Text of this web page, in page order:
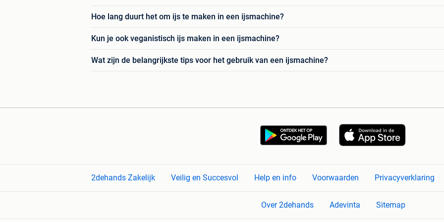
Hoe lang duurt het om ijs te maken in een ijsmachine?
Kun je ook veganistisch ijs maken in een ijsmachine?
Wat zijn de belangrijkste tips voor het gebruik van een ijsmachine?
2dehands Zakelijk Veilig en Succesvol Help en info Voorwaarden Privacyverklaring
Over 2dehands Adevinta Sitemap